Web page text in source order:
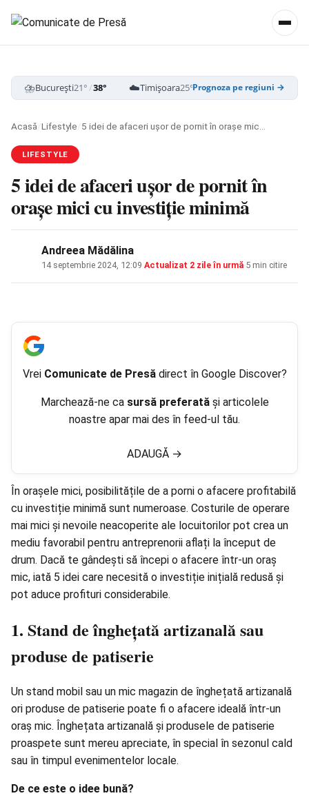
⛈️București21°/38° ☁️Timișoara25°/39° ⛈️Cluj-Napoca
Prognoza pe regiuni →
Acasă/Lifestyle/
LIFESTYLE
5 idei de afaceri ușor de pornit în
orașe mici cu investiție minimă
Andreea Mădălina
14 septembrie 2024, 12:09 Actualizat 2 zile în urmă 5 min citire
Vrei Comunicate de Presădirect în Google Discover?
Marchează-ne ca sursă preferatăși articolele
noastre apar mai des în feed-ul tău.
ADAUGĂ →
În orașele mici, posibilitățile de a porni o afacere profitabilă
cu investiție minimă sunt numeroase. Costurile de operare
mai mici și nevoile neacoperite ale locuitorilor pot crea un
mediu favorabil pentru antreprenorii aflați la început de
drum. Dacă te gândești să începi o afacere într-un oraș
mic, iată 5 idei care necesită o investiție inițială redusă și
pot aduce profituri considerabile.
1. Stand de înghețată artizanală sau
produse de patiserie
Un stand mobil sau un mic magazin de înghețată artizanală
ori produse de patiserie poate fi o afacere ideală într-un
oraș mic. Înghețata artizanală și produsele de patiserie
proaspete sunt mereu apreciate, în special în sezonul cald
sau în timpul evenimentelor locale.
De ce este o idee bună?